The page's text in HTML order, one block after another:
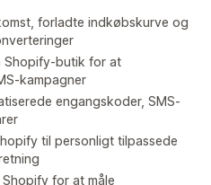
forladte indkøbskurve og
Shopify-butik for at
kampagner
engangskoder, SMS-
til personligt tilpassede
for at måle